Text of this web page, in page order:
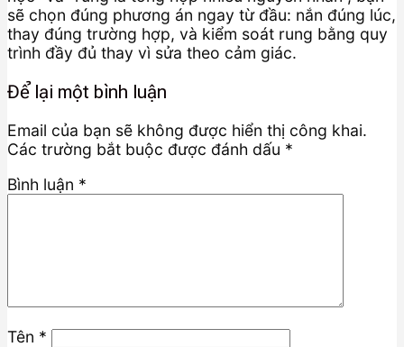
sẽ chọn đúng phương án ngay từ đầu: nắn đúng lúc,
thay đúng trường hợp, và kiểm soát rung bằng quy
trình đầy đủ thay vì sửa theo cảm giác.
Để lại một bình luận
Email của bạn sẽ không được hiển thị công khai.
Các trường bắt buộc được đánh dấu *
Bình luận *
Tên *